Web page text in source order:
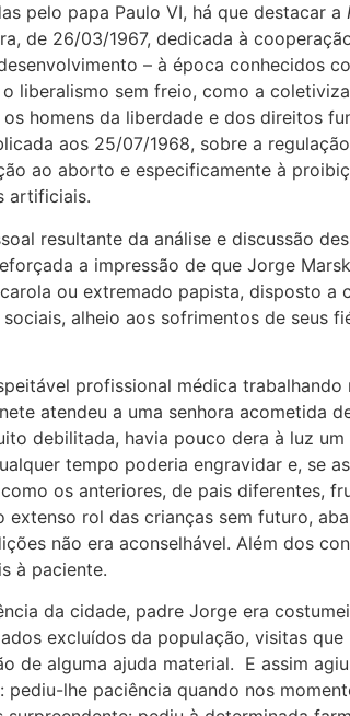
pelo papa Paulo VI, há que destacar a
de 26/03/1967, dedicada à
– à época conhecidos
o liberalismo sem freio, como a
homens da liberdade e dos direitos
aos 25/07/1968, sobre a
ao aborto e especificamente à
artificiais.
resultante da análise e discussão
a impressão de que Jorge
ou extremado papista, disposto a
alheio aos sofrimentos de seus
profissional médica trabalhando
atendeu a uma senhora acometida
debilitada, havia pouco dera à luz
tempo poderia engravidar e, se
os anteriores, de pais diferentes,
extenso rol das crianças sem futuro,
não era aconselhável. Além dos
à paciente.
da cidade, padre Jorge era
excluídos da população, visitas
de alguma ajuda material. E assim
pediu-lhe paciência quando nos